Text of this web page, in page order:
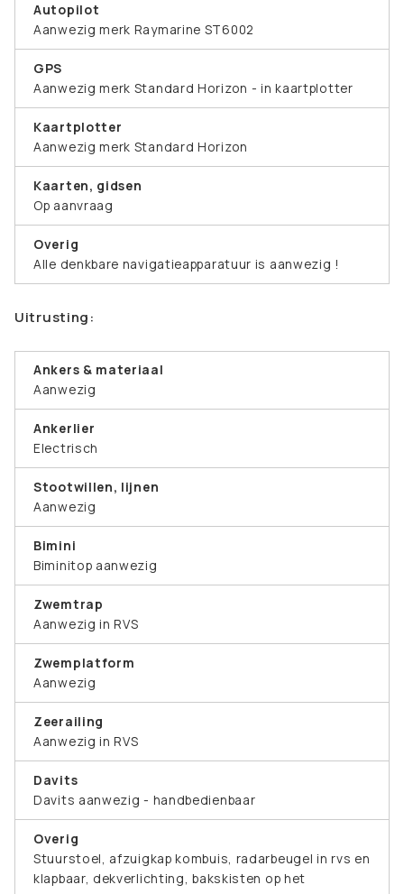
Autopilot
Aanwezig merk Raymarine ST6002
GPS
Aanwezig merk Standard Horizon - in kaartplotter
Kaartplotter
Aanwezig merk Standard Horizon
Kaarten, gidsen
Op aanvraag
Overig
Alle denkbare navigatieapparatuur is aanwezig !
Uitrusting:
Ankers & materiaal
Aanwezig
Ankerlier
Electrisch
Stootwillen, lijnen
Aanwezig
Bimini
Biminitop aanwezig
Zwemtrap
Aanwezig in RVS
Zwemplatform
Aanwezig
Zeerailing
Aanwezig in RVS
Davits
Davits aanwezig - handbedienbaar
Overig
Stuurstoel, afzuigkap kombuis, radarbeugel in rvs en
klapbaar, dekverlichting, bakskisten op het